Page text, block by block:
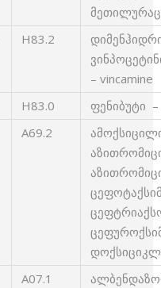
H83.2
– vincamine
H83.0
ფენიბუტი
A69.2
A07.1